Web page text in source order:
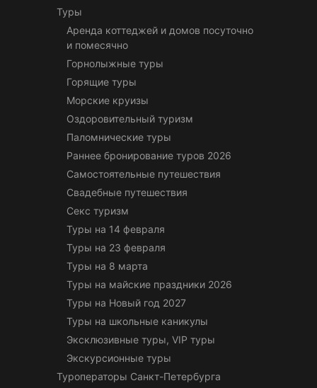
Туры
Аренда коттеджей и домов посуточно
и помесячно
Горнолыжные туры
Горящие туры
Морские круизы
Оздоровительный туризм
Паломнические туры
Раннее бронирование туров 2026
Самостоятельные путешествия
Свадебные путешествия
Секс туризм
Туры на 14 февраля
Туры на 23 февраля
Туры на 8 марта
Туры на майские праздники 2026
Туры на Новый год 2027
Туры на школьные каникулы
Эксклюзивные туры, VIP туры
Экскурсионные туры
Туроператоры Санкт-Петербурга